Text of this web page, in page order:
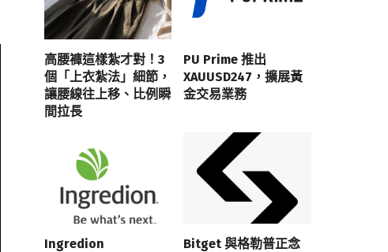
高腰褲這樣紮才對！3
個「上衣紮法」細節，
讓腰線往上移、比例瞬
間拉長
PU Prime 推出
XAUUSD247，擴展黃
金交易業務
Ingredion
Bitget 與格勒普正念